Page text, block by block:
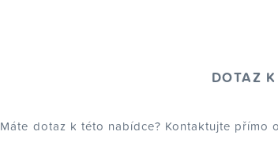
DOTAZ
Máte dotaz k této nabídce? Kontaktujte přímo